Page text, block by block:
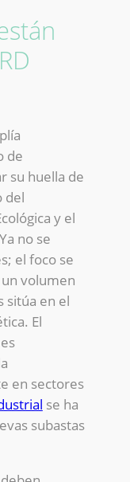
de
su huella de
del
y el
no se
el foco se
volumen
sitúa en el
El
en sectores
se ha
subastas